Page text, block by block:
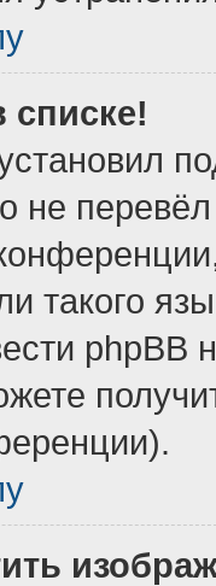
списке!
не
такого
phpBB